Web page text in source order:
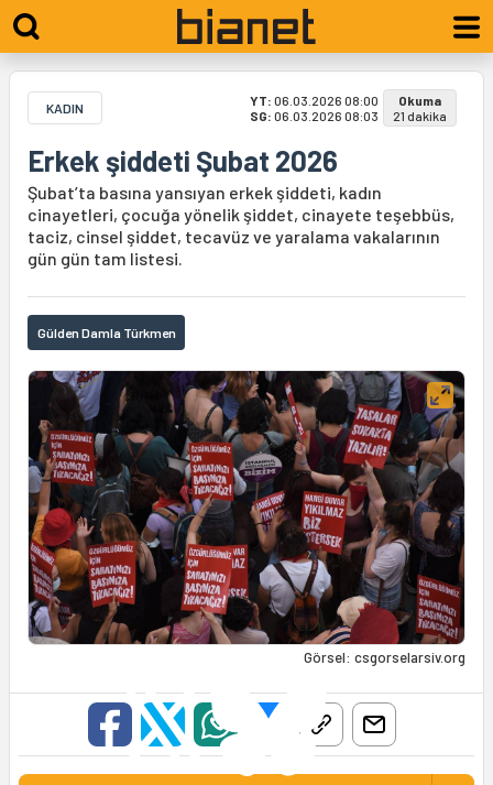
KADIN YT: 06.03.2026 08:00
SG: 06.03.2026 08:03
Okuma
21 dakika
Erkek şiddeti Şubat 2026
Şubat’ta basına yansıyan erkek şiddeti, kadın
cinayetleri, çocuğa yönelik şiddet, cinayete teşebbüs,
taciz, cinsel şiddet, tecavüz ve yaralama vakalarının
gün gün tam listesi.
Gülden Damla Türkmen
Görsel: csgorselarsiv.org